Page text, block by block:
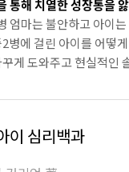
통해 치열한 성장통을
엄마는 불안하고 아이
병에 걸린 아이를 어떻
게 도와주고 현실적인
이 심리백과